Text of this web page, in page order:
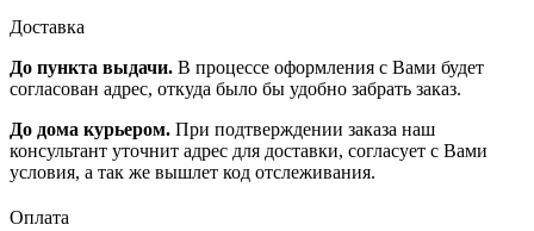
Доставка
До пункта выдачи. В процессе оформления с Вами будет
согласован адрес, откуда было бы удобно забрать заказ.
До дома курьером. При подтверждении заказа наш
консультант уточнит адрес для доставки, согласует с Вами
условия, а так же вышлет код отслеживания.
Оплата